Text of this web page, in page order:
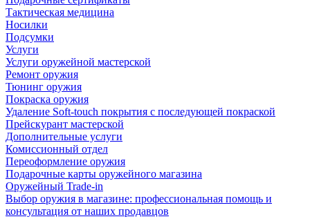
Тактическая медицина
Носилки
Подсумки
Услуги
Услуги оружейной мастерской
Ремонт оружия
Тюнинг оружия
Покраска оружия
Удаление Soft-touch покрытия с последующей покраской
Прейскурант мастерской
Дополнительные услуги
Комиссионный отдел
Переоформление оружия
Подарочные карты оружейного магазина
Оружейный Trade-in
Выбор оружия в магазине: профессиональная помощь и
консультация от наших продавцов